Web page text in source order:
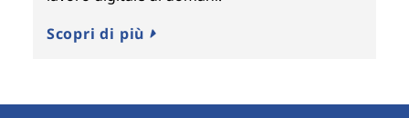
Scopri di più